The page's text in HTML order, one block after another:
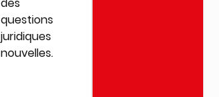
des
questions
juridiques
nouvelles.